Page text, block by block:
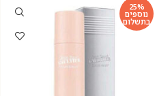
25%
נוספים
בתשלום